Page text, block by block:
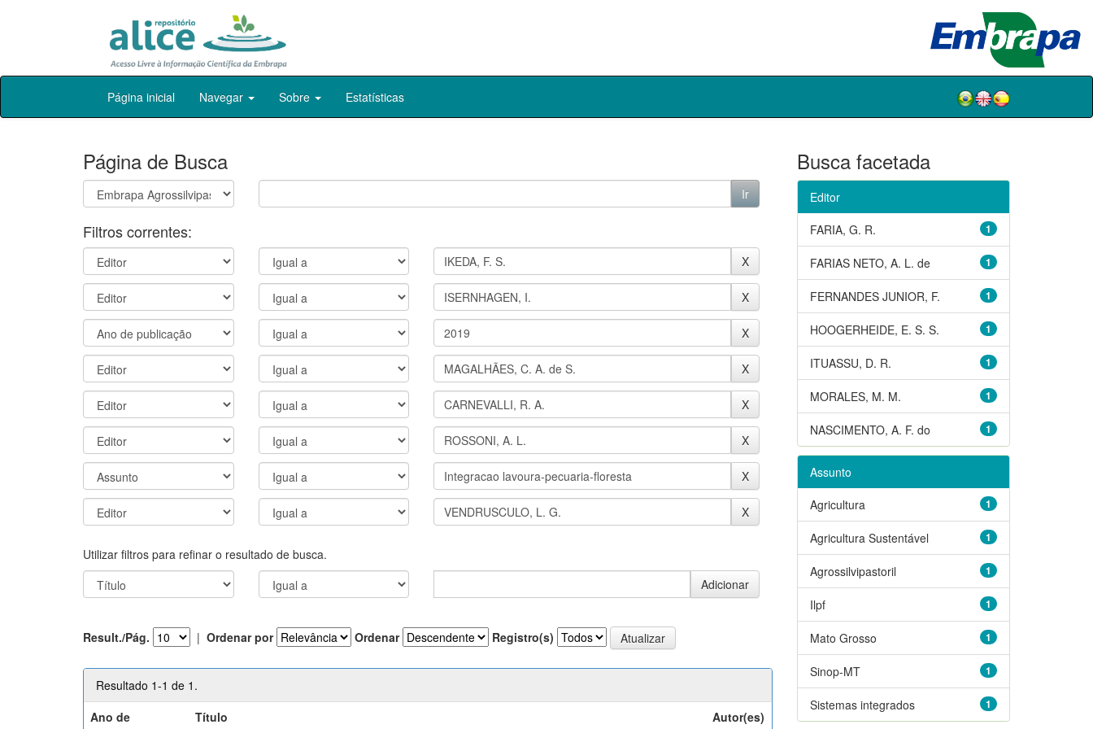
Skip
Página inicial Navegar Sobre Estatísticas
Página de Busca
Filtros correntes:
Utilizar filtros para refinar o resultado de busca.
Result./Pág. | Ordenar por Ordenar Registro(s)
Resultado 1-1 de 1.
Ano de
Título Autor(es)
Busca facetada
Editor
1
FARIA, G. R.
1
FARIAS NETO, A. L. de
1
FERNANDES JUNIOR, F.
1
HOOGERHEIDE, E. S. S.
1
ITUASSU, D. R.
1
MORALES, M. M.
1
NASCIMENTO, A. F. do
Assunto
1
Agricultura
1
Agricultura Sustentável
1
Agrossilvipastoril
1
Ilpf
1
Mato Grosso
1
Sinop-MT
1
Sistemas integrados